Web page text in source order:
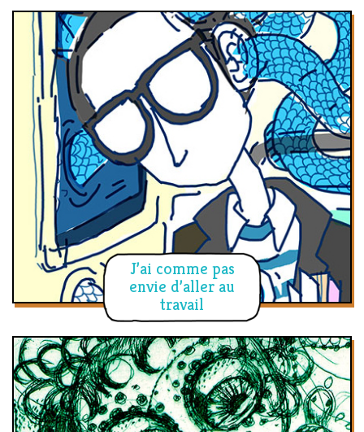
J’ai comme pas
envie d’aller au
travail